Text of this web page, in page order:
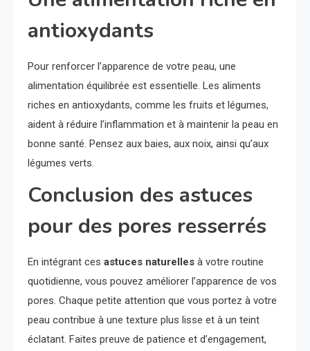
antioxydants
Pour renforcer l’apparence de votre peau, une
alimentation équilibrée est essentielle. Les aliments
riches en antioxydants, comme les fruits et légumes,
aident à réduire l’inflammation et à maintenir la peau en
bonne santé. Pensez aux baies, aux noix, ainsi qu’aux
légumes verts.
Conclusion des astuces
pour des pores resserrés
En intégrant ces astuces naturelles à votre routine
quotidienne, vous pouvez améliorer l’apparence de vos
pores. Chaque petite attention que vous portez à votre
peau contribue à une texture plus lisse et à un teint
éclatant. Faites preuve de patience et d’engagement,